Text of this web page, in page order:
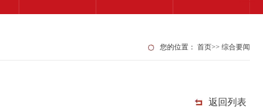
您的位置： 首页>> 综合要闻
返回列表